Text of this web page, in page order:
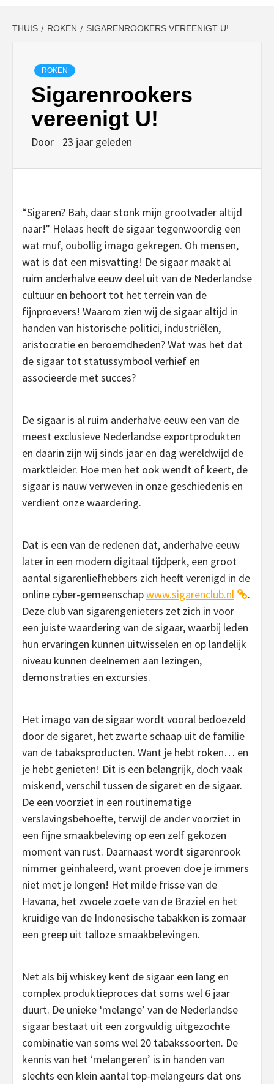
THUIS ROKEN SIGARENROOKERS VEREENIGT U!
ROKEN
Sigarenrookers
vereenigt U!
Door 23 jaar geleden
“Sigaren? Bah, daar stonk mijn grootvader altijd
naar!” Helaas heeft de sigaar tegenwoordig een
wat muf, oubollig imago gekregen. Oh mensen,
wat is dat een misvatting! De sigaar maakt al
ruim anderhalve eeuw deel uit van de Nederlandse
cultuur en behoort tot het terrein van de
fijnproevers! Waarom zien wij de sigaar altijd in
handen van historische politici, industriëlen,
aristocratie en beroemdheden? Wat was het dat
de sigaar tot statussymbool verhief en
associeerde met succes?
De sigaar is al ruim anderhalve eeuw een van de
meest exclusieve Nederlandse exportprodukten
en daarin zijn wij sinds jaar en dag wereldwijd de
marktleider. Hoe men het ook wendt of keert, de
sigaar is nauw verweven in onze geschiedenis en
verdient onze waardering.
Dat is een van de redenen dat, anderhalve eeuw
later in een modern digitaal tijdperk, een groot
aantal sigarenliefhebbers zich heeft verenigd in de
online cyber-gemeenschapwww.sigarenclub.nl
.
Deze club van sigarengenieters zet zich in voor
een juiste waardering van de sigaar, waarbij leden
hun ervaringen kunnen uitwisselen en op landelijk
niveau kunnen deelnemen aan lezingen,
demonstraties en excursies.
Het imago van de sigaar wordt vooral bedoezeld
door de sigaret, het zwarte schaap uit de familie
van de tabaksproducten. Want je hebt roken… en
je hebt genieten! Dit is een belangrijk, doch vaak
miskend, verschil tussen de sigaret en de sigaar.
De een voorziet in een routinematige
verslavingsbehoefte, terwijl de ander voorziet in
een fijne smaakbeleving op een zelf gekozen
moment van rust. Daarnaast wordt sigarenrook
nimmer geinhaleerd, want proeven doe je immers
niet met je longen! Het milde frisse van de
Havana, het zwoele zoete van de Braziel en het
kruidige van de Indonesische tabakken is zomaar
een greep uit talloze smaakbelevingen.
Net als bij whiskey kent de sigaar een lang en
complex produktieproces dat soms wel 6 jaar
duurt. De unieke ‘melange’ van de Nederlandse
sigaar bestaat uit een zorgvuldig uitgezochte
combinatie van soms wel 20 tabakssoorten. De
kennis van het ‘melangeren’ is in handen van
slechts een klein aantal top-melangeurs dat ons